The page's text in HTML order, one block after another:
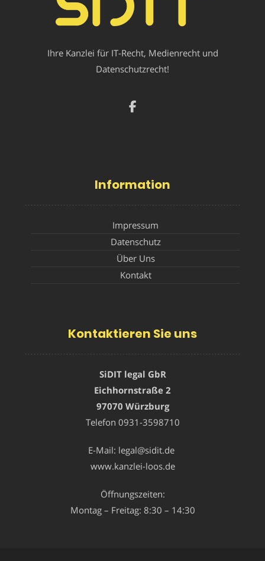
Ihre Kanzlei für IT-Recht, Medienrecht und
Datenschutzrecht!
Information
Impressum
Datenschutz
Über Uns
Kontakt
Kontaktieren Sie uns
SiDIT legal GbR
Eichhornstraße 2
97070 Würzburg
Telefon 0931-3598710
E-Mail: legal@sidit.de
www.kanzlei-loos.de
Öffnungszeiten:
Montag – Freitag: 8:30 – 14:30